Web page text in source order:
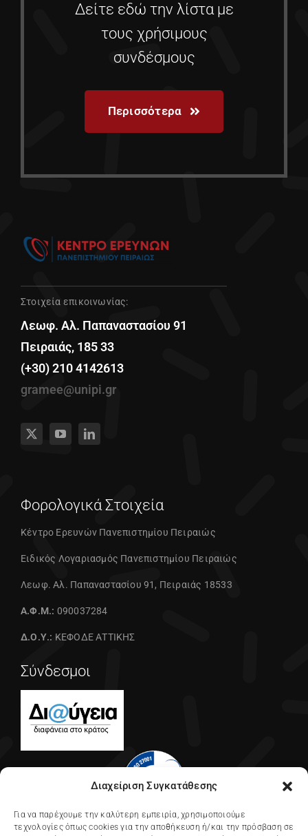
Διαχείριση Συγκατάθεσης
Για να παρέχουμε την καλύτερη εμπειρία, χρησιμοποιούμε
τεχνολογίες όπως cookies για την αποθήκευση ή/και την πρόσβαση σε
Δείτε εδώ την λίστα με
τους χρήσιμους
συνδέσμους
Περισσότερα
Στοιχεία επικοινωνίας:
Λεωφ. Αλ. Παπαναστασίου 91
Πειραιάς, 185 33
(+30) 210 4142613
gramee@unipi.gr
Φορολογικά Στοιχεία
Κέντρο Ερευνών Πανεπιστημίου Πειραιώς
Ειδικός Λογαριασμός Πανεπιστημίου Πειραιώς
Λεωφ. Αλ. Παπαναστασίου 91, Πειραιάς 18533
Α.Φ.Μ.: 090037284
Δ.Ο.Υ.: ΚΕΦΟΔΕ ΑΤΤΙΚΗΣ
Σύνδεσμοι